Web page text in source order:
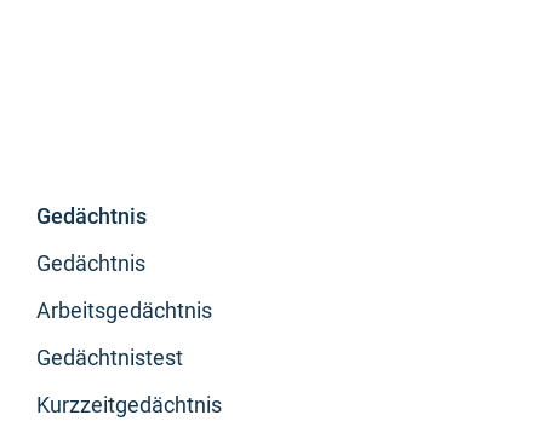
Gedächtnis
Gedächtnis
Arbeitsgedächtnis
Gedächtnistest
Kurzzeitgedächtnis